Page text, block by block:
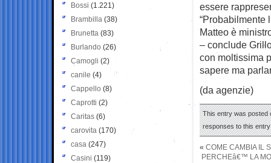
essere
“Probabilmente
Matteo è
– conclude
con moltissima
sapere ma
(da agenzie)
This entry was posted
responses to this
« COME CAMBIA IL
PERCHEâ€™ LA
Bossi (1.221)
Brambilla (38)
Brunetta (83)
Burlando (26)
Camogli (2)
canile (4)
Cappello (8)
Caprotti (2)
Caritas (6)
carovita (170)
casa (247)
Casini (119)